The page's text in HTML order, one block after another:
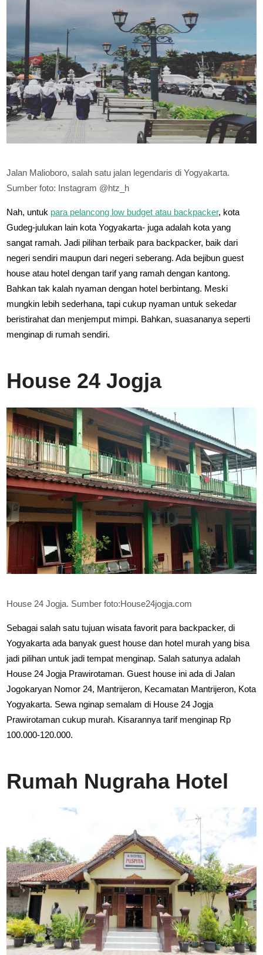
Jalan Malioboro, salah satu jalan legendaris di Yogyakarta.
Sumber foto: Instagram @htz_h
Nah, untuk para pelancong low budget atau backpacker, kota
Gudeg-julukan lain kota Yogyakarta- juga adalah kota yang
sangat ramah. Jadi pilihan terbaik para backpacker, baik dari
negeri sendiri maupun dari negeri seberang. Ada bejibun guest
house atau hotel dengan tarif yang ramah dengan kantong.
Bahkan tak kalah nyaman dengan hotel berbintang. Meski
mungkin lebih sederhana, tapi cukup nyaman untuk sekedar
beristirahat dan menjemput mimpi. Bahkan, suasananya seperti
menginap di rumah sendiri.
House 24 Jogja
House 24 Jogja. Sumber foto:House24jogja.com
Sebagai salah satu tujuan wisata favorit para backpacker, di
Yogyakarta ada banyak guest house dan hotel murah yang bisa
jadi pilihan untuk jadi tempat menginap. Salah satunya adalah
House 24 Jogja Prawirotaman. Guest house ini ada di Jalan
Jogokaryan Nomor 24, Mantrijeron, Kecamatan Mantrijeron, Kota
Yogyakarta. Sewa nginap semalam di House 24 Jogja
Prawirotaman cukup murah. Kisarannya tarif menginap Rp
100.000-120.000.
Rumah Nugraha Hotel